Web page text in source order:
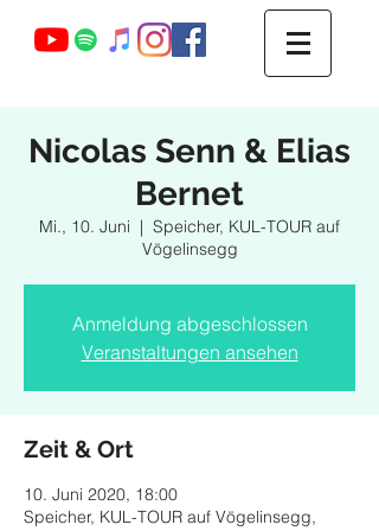
Webmaster Login
Nicolas Senn & Elias
Bernet
Mi., 10. Juni
  |
Speicher, KUL-TOUR auf
Vögelinsegg
Anmeldung abgeschlossen
Veranstaltungen ansehen
Zeit & Ort
10. Juni 2020, 18:00
Speicher, KUL-TOUR auf Vögelinsegg,